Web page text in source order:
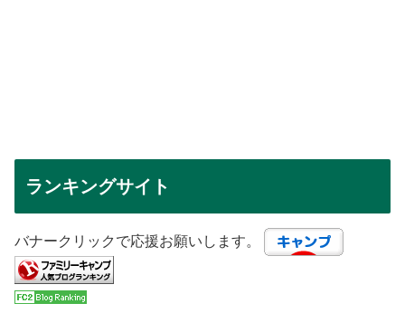
ランキングサイト
バナークリックで応援お願いします。